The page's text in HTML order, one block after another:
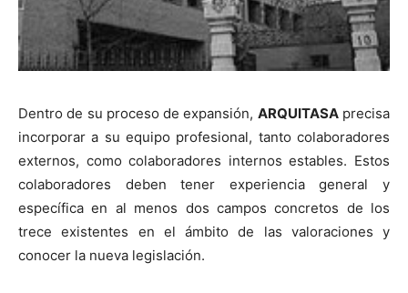
Dentro de su proceso de expansión, ARQUITASAprecisa
incorporar a su equipo profesional, tanto colaboradores
externos, como colaboradores internos estables. Estos
colaboradores deben tener experiencia general y
específica en al menos dos campos concretos de los
trece existentes en el ámbito de las valoraciones y
conocer la nueva legislación.